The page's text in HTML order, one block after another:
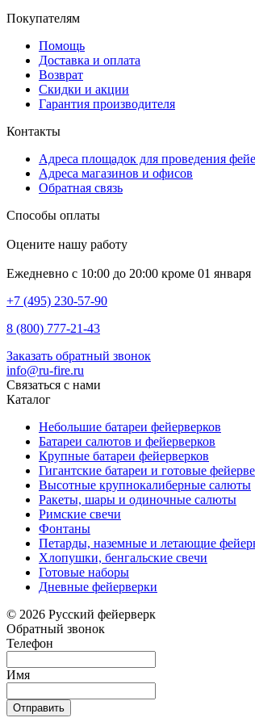
Покупателям
Помощь
Доставка и оплата
Возврат
Скидки и акции
Гарантия производителя
Контакты
Адреса площадок для проведения
Адреса магазинов и офисов
Обратная связь
Способы оплаты
Оцените нашу работу
Ежедневно с 10:00 до 20:00 кроме 01 января
+7 (495) 230-57-90
8 (800) 777-21-43
Заказать обратный звонок
info@ru-fire.ru
Связаться с нами
Каталог
Небольшие батареи фейерверков
Батареи салютов и фейерверков
Крупные батареи фейерверков
Гигантские батареи и готовые
Высотные крупнокалиберные салюты
Ракеты, шары и одиночные салюты
Римские свечи
Фонтаны
Петарды, наземные и летающие
Хлопушки, бенгальские свечи
Готовые наборы
Дневные фейерверки
© 2026 Русский фейерверк
Обратный звонок
Телефон
Имя
Отправить